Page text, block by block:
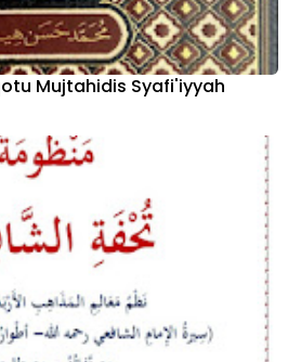
Mujtahidis Syafi'iyyah